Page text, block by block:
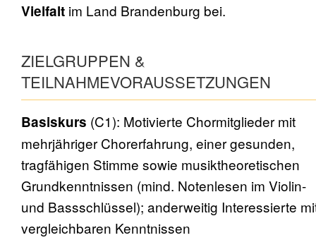
Vielfalt im Land Brandenburg bei.​
ZIELGRUPPEN &
TEILNAHMEVORAUSSETZUNGEN
Basiskurs (C1): Motivierte Chormitglieder mit
mehrjähriger Chorerfahrung, einer gesunden,
tragfähigen Stimme sowie musiktheoretischen
Grundkenntnissen (mind. Notenlesen im Violin-
und Bassschlüssel); anderweitig Interessierte
vergleichbaren Kenntnissen